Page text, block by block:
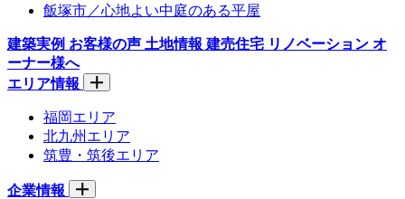
飯塚市／心地よい中庭のある平屋
建築実例 お客様の声 土地情報 建売住宅 リノベーション オ
ーナー様へ
エリア情報
福岡エリア
北九州エリア
筑豊・筑後エリア
企業情報